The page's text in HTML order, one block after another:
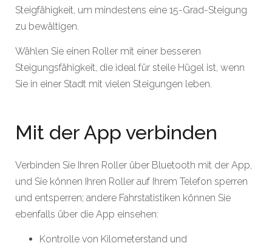
Steigfähigkeit, um mindestens eine 15-Grad-Steigung
zu bewältigen.
Wählen Sie einen Roller mit einer besseren
Steigungsfähigkeit, die ideal für steile Hügel ist, wenn
Sie in einer Stadt mit vielen Steigungen leben.
Mit der App verbinden
Verbinden Sie Ihren Roller über Bluetooth mit der App,
und Sie können Ihren Roller auf Ihrem Telefon sperren
und entsperren; andere Fahrstatistiken können Sie
ebenfalls über die App einsehen:
Kontrolle von Kilometerstand und